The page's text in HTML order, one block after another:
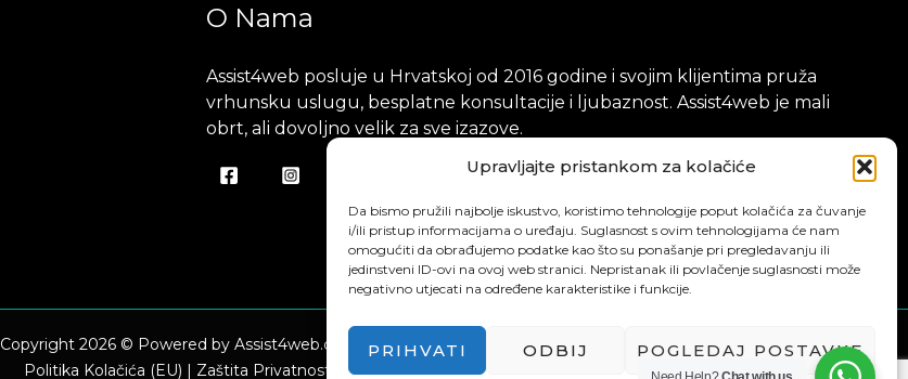
Upravljajte pristankom za kolačiće
Da bismo pružili najbolje iskustvo, koristimo tehnologije poput kolačića za čuvanje
i/ili pristup informacijama o uređaju. Suglasnost s ovim tehnologijama će nam
omogućiti da obrađujemo podatke kao što su ponašanje pri pregledavanju ili
jedinstveni ID-ovi na ovoj web stranici. Nepristanak ili povlačenje suglasnosti može
negativno utjecati na određene karakteristike i funkcije.
PRIHVATI ODBIJ POGLEDAJ POSTAVKE
O Nama
Assist4web posluje u Hrvatskoj od 2016 godine i svojim klijentima pruža
vrhunsku uslugu, besplatne konsultacije i ljubaznost. Assist4web je mali
obrt, ali dovoljno velik za sve izazove.
Copyright 2026 © Powered by Assist4web.com
Politika Kolačića (EU) | Zaštita Privatnosti